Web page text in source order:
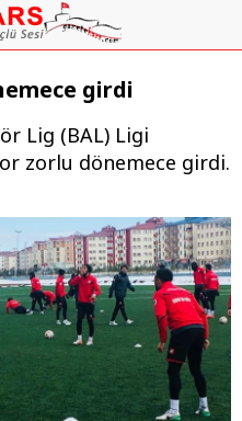
girdi
Lig (BAL) Ligi
zorlu dönemece girdi.